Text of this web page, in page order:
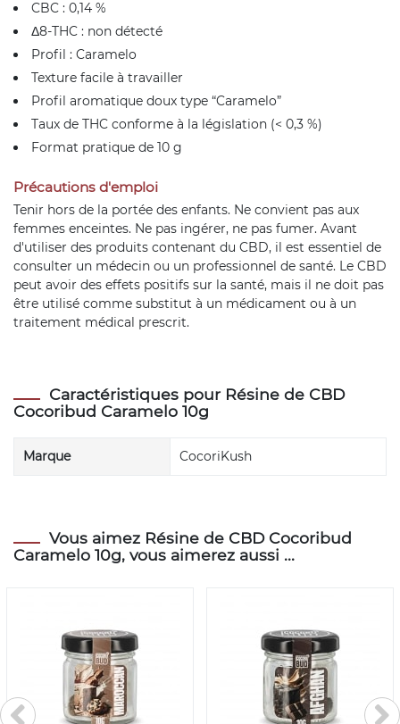
CBC : 0,14 %
Δ8-THC : non détecté
Profil : Caramelo
Texture facile à travailler
Profil aromatique doux type “Caramelo”
Taux de THC conforme à la législation (< 0,3 %)
Format pratique de 10 g
Précautions d'emploi
Tenir hors de la portée des enfants. Ne convient pas aux
femmes enceintes. Ne pas ingérer, ne pas fumer. Avant
d'utiliser des produits contenant du CBD, il est essentiel de
consulter un médecin ou un professionnel de santé. Le CBD
peut avoir des effets positifs sur la santé, mais il ne doit pas
être utilisé comme substitut à un médicament ou à un
traitement médical prescrit.
Caractéristiques pour Résine de CBD
Cocoribud Caramelo 10g
Marque CocoriKush
Vous aimez Résine de CBD Cocoribud
Caramelo 10g, vous aimerez aussi ...